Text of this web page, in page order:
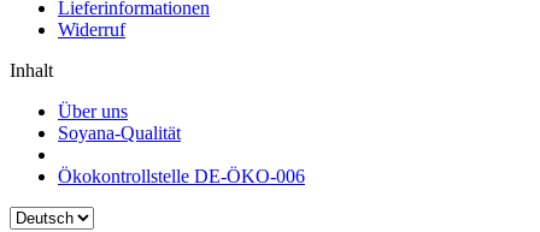
Lieferinformationen
Widerruf
Inhalt
Über uns
Soyana-Qualität
Ökokontrollstelle DE-ÖKO-006